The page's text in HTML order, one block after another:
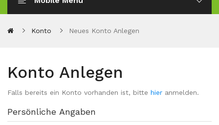
Konto Neues Konto Anlegen
Konto Anlegen
Falls bereits ein Konto vorhanden ist, bitte hier anmelden.
Persönliche Angaben